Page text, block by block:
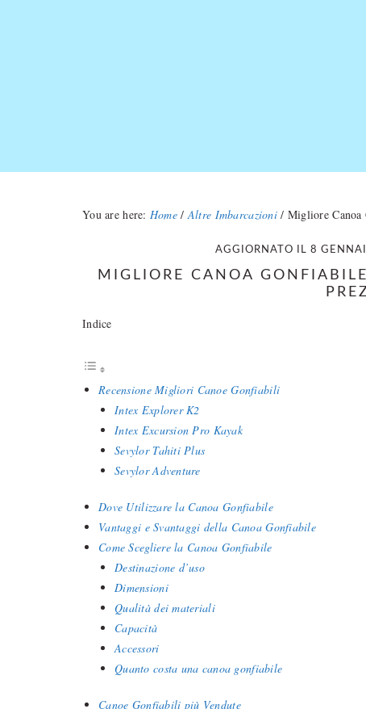
You are here: Home / Altre Imbarcazioni / Migliore Canoa
AGGIORNATO IL 8
MIGLIORE CANOA
Indice
Recensione Migliori Canoe Gonfiabili
Intex Explorer K2
Intex Excursion Pro Kayak
Sevylor Tahiti Plus
Sevylor Adventure
Dove Utilizzare la Canoa Gonfiabile
Vantaggi e Svantaggi della Canoa Gonfiabile
Come Scegliere la Canoa Gonfiabile
Destinazione d’uso
Dimensioni
Qualità dei materiali
Capacità
Accessori
Quanto costa una canoa gonfiabile
Canoe Gonfiabili più Vendute